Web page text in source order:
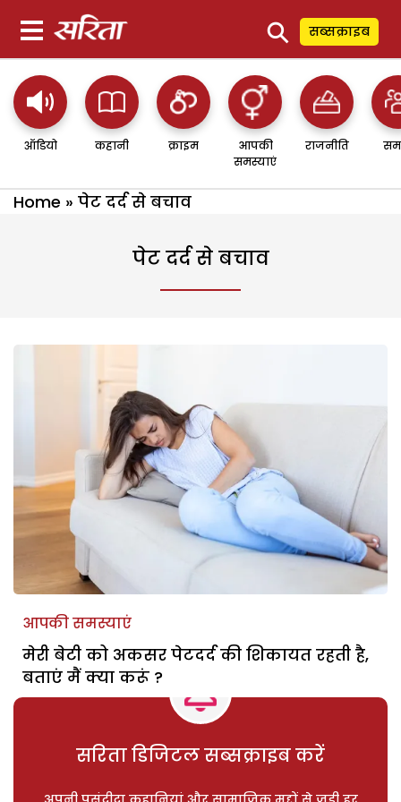
⚲ सब्सक्राइब
ऑडियो कहानी क्राइम
आपकी
समस्याएं
राजनीति
Home » पेट दर्द से बचाव
पेट दर्द से बचाव
आपकी समस्याएं
मेरी बेटी को अकसर पेटदर्द की शिकायत रहती है,
बताएं मैं क्या करूं ?
सरिता डिजिटल सब्सक्राइब करें